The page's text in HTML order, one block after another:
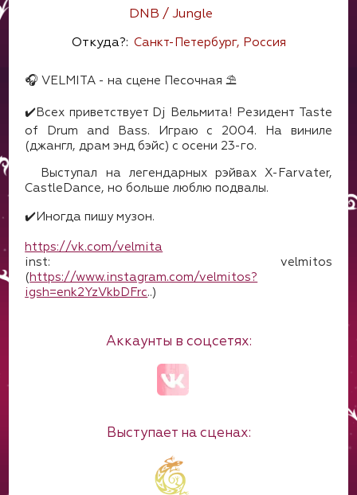
DNB / Jungle
Откуда?: Санкт-Петербург, Россия
🎧 VELMITA - на сцене Песочная ⛱
✔️Всех приветствует Dj Вельмита! Резидент Taste
of Drum and Bass. Играю с 2004. На виниле
(джангл, драм энд бэйс) с осени 23-го.
Выступал на легендарных рэйвах X-Farvater,
CastleDance, но больше люблю подвалы.
✔️Иногда пишу музон.
https://vk.com/velmita
inst: velmitos
( https://www.instagram.com/velmitos?
igsh=enk2YzVkbDFrc..)
Аккаунты в соцсетях:
Выступает на сценах: